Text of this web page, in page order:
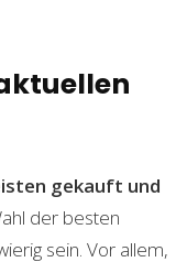
gekauft und
der besten
sein. Vor allem,